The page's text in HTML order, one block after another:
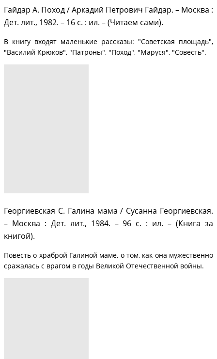
Гайдар А. Поход / Аркадий Петрович Гайдар. – Москва :
Дет. лит., 1982. – 16 с. : ил. – (Читаем сами).
В книгу входят маленькие рассказы: "Советская площадь",
"Василий Крюков", "Патроны", "Поход", "Маруся", "Совесть".
Георгиевская С. Галина мама / Сусанна Георгиевская.
– Москва : Дет. лит., 1984. – 96 с. : ил. – (Книга за
книгой).
Повесть о храброй Галиной маме, о том, как она мужественно
сражалась с врагом в годы Великой Отечественной войны.